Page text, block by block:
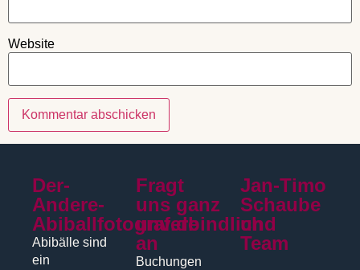
Website
Der-
Andere-
Abiballfotograf.de
Abibälle sind
ein
Fragt
uns ganz
unverbindlich
an
Buchungen
Jan-Timo
Schaube
und
Team